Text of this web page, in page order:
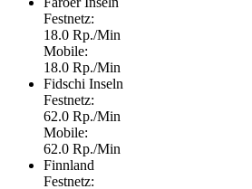
Festnetz:
18.0 Rp./Min
Mobile:
18.0 Rp./Min
Fidschi Inseln
Festnetz:
62.0 Rp./Min
Mobile:
62.0 Rp./Min
Finnland
Festnetz: